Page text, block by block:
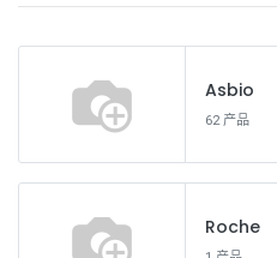
Asbio
62 产品
Roche